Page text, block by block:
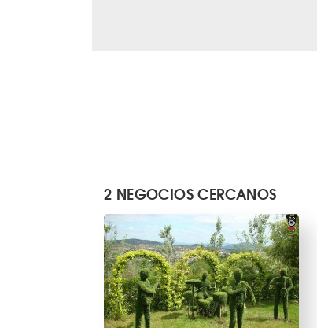
2 NEGOCIOS CERCANOS